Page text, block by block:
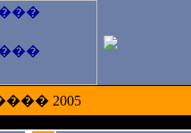
2005